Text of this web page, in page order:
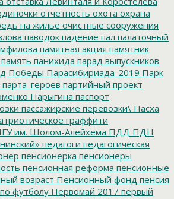
отчетность охота охрана
на жилье очистные сооружения
паводок падение пал палаточный
памятная акция памятник
память панихида парад выпускников
Победы Парасибириада-2019 Парк
парта_героев партийный проект
Парыгина паспорт
пассажирские перевозки\ Пасха
граффити
им. Шолом-Алейхема ПДД ПДН
педагоги педагогическая
пенсионерка пенсионеры
пенсионная реформа пенсионные
возраст Пенсионный фонд пенсия
футболу Первомай 2017 первый